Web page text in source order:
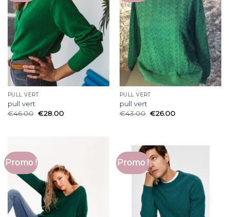
PULL VERT
pull vert
€46.00 €28.00
PULL VERT
pull vert
€43.00 €26.00
Promo ! Promo !